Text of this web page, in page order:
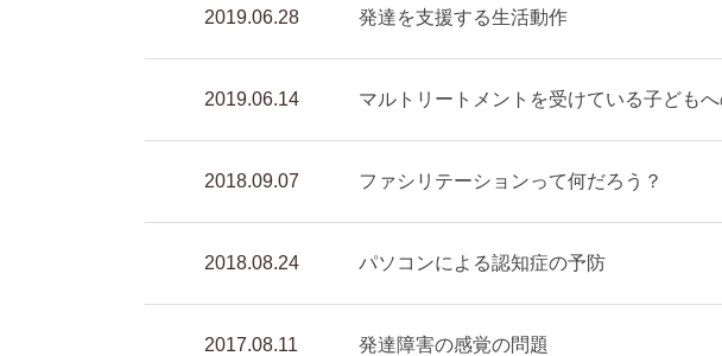
2019.06.28 発達を支援する生活動作
2019.06.14 マルトリートメントを受けている子ども
2018.09.07 ファシリテーションって何だろう？
2018.08.24 パソコンによる認知症の予防
2017.08.11 発達障害の感覚の問題